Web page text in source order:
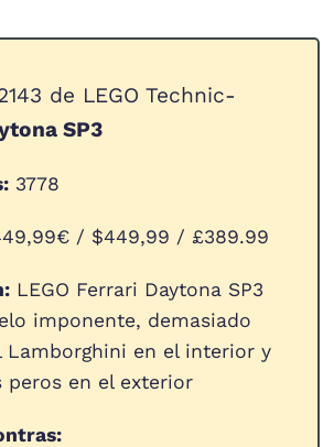
de LEGO Technic-
SP3
3778
/ $449,99 / £389.99
LEGO Ferrari Daytona SP3
imponente, demasiado
Lamborghini en el interior y
peros en el exterior